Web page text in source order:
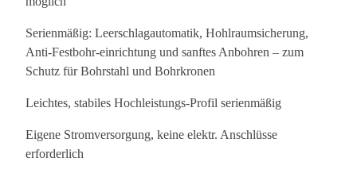
Serienmäßig: Leerschlagautomatik, Hohlraumsicherung,
Anti-Festbohr-einrichtung und sanftes Anbohren – zum
Schutz für Bohrstahl und Bohrkronen
Leichtes, stabiles Hochleistungs-Profil serienmäßig
Eigene Stromversorgung, keine elektr. Anschlüsse
erforderlich